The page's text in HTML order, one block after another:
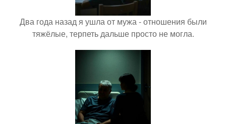
Два года назад я ушла от мужа - отношения были
тяжёлые, терпеть дальше просто не могла.